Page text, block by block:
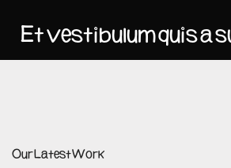
Et vestibulum quis a
Our Latest Work